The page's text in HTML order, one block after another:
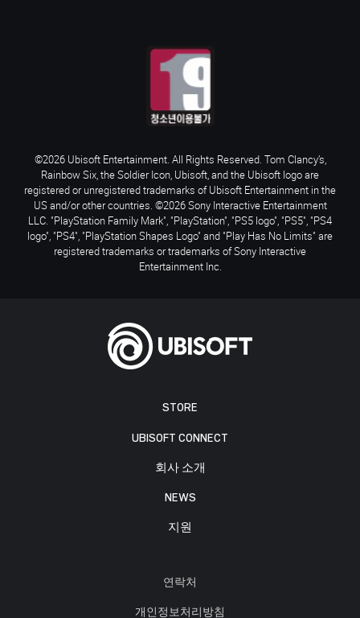
STORE
UBISOFT CONNECT
회사 소개
NEWS
지원
연락처
개인정보처리방침
©2026 Ubisoft Entertainment. All Rights Reserved. Tom Clancy’s,
Rainbow Six, the Soldier Icon, Ubisoft, and the Ubisoft logo are
registered or unregistered trademarks of Ubisoft Entertainment in the
US and/or other countries. ©2026 Sony Interactive Entertainment
LLC. "PlayStation Family Mark", "PlayStation", "PS5 logo", "PS5", "PS4
logo", "PS4", "PlayStation Shapes Logo" and "Play Has No Limits" are
registered trademarks or trademarks of Sony Interactive
Entertainment Inc.